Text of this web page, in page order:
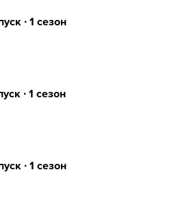
∙ 1 сезон
∙ 1 сезон
∙ 1 сезон